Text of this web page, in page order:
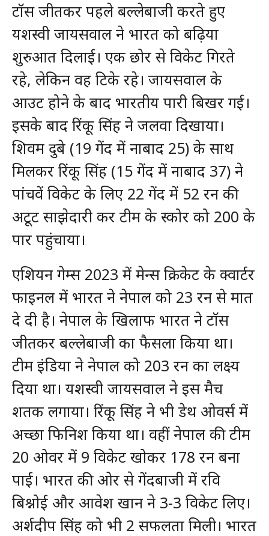
टॉस जीतकर पहले बल्लेबाजी करते हुए
यशस्वी जायसवाल ने भारत को बढ़िया
शुरुआत दिलाई। एक छोर से विकेट गिरते
रहे, लेकिन वह टिके रहे। जायसवाल के
आउट होने के बाद भारतीय पारी बिखर गई।
इसके बाद रिंकू सिंह ने जलवा दिखाया।
शिवम दुबे (19 गेंद में नाबाद 25) के साथ
मिलकर रिंकू सिंह (15 गेंद में नाबाद 37) ने
पांचवें विकेट के लिए 22 गेंद में 52 रन की
अटूट साझेदारी कर टीम के स्कोर को 200 के
पार पहुंचाया।
एशियन गेम्स 2023 में मेन्स क्रिकेट के क्वार्टर
फाइनल में भारत ने नेपाल को 23 रन से मात
दे दी है। नेपाल के खिलाफ भारत ने टॉस
जीतकर बल्लेबाजी का फैसला किया था।
टीम इंडिया ने नेपाल को 203 रन का लक्ष्य
दिया था। यशस्वी जायसवाल ने इस मैच
शतक लगाया। रिंकू सिंह ने भी डेथ ओवर्स में
अच्छा फिनिश किया था। वहीं नेपाल की टीम
20 ओवर में 9 विकेट खोकर 178 रन बना
पाई। भारत की ओर से गेंदबाजी में रवि
बिश्नोई और आवेश खान ने 3-3 विकेट लिए।
अर्शदीप सिंह को भी 2 सफलता मिली। भारत